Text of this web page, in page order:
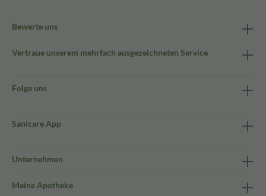
Bewerte uns
Vertraue unserem mehrfach ausgezeichneten Service
Folge uns
Sanicare App
Unternehmen
Meine Apotheke